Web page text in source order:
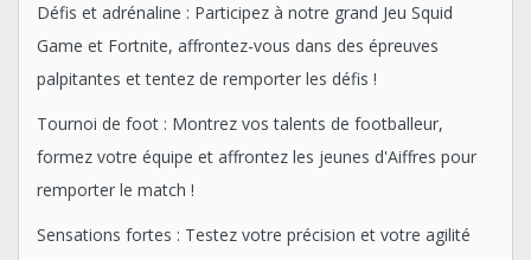
Défis et adrénaline : Participez à notre grand Jeu Squid
Game et Fortnite, affrontez-vous dans des épreuves
palpitantes et tentez de remporter les défis !
Tournoi de foot : Montrez vos talents de footballeur,
formez votre équipe et affrontez les jeunes d'Aiffres pour
remporter le match !
Sensations fortes : Testez votre précision et votre agilité